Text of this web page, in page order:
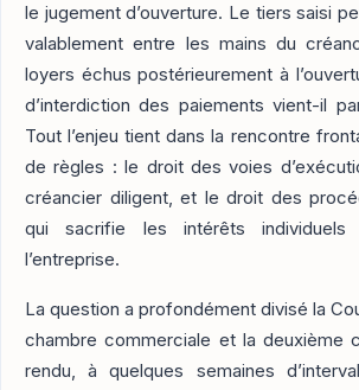
le jugement d’ouverture. Le tiers saisi
valablement entre les mains du
loyers échus postérieurement à
d’interdiction des paiements vient-il
Tout l’enjeu tient dans la rencontre
de règles : le droit des voies
créancier diligent, et le droit des
qui sacrifie les intérêts
l’entreprise.
La question a profondément divisé la
chambre commerciale et la deuxième
rendu, à quelques semaines